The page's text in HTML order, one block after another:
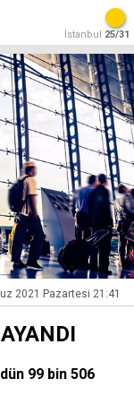
İstanbul 25/31
2021 Pazartesi 21:41
99 bin 506